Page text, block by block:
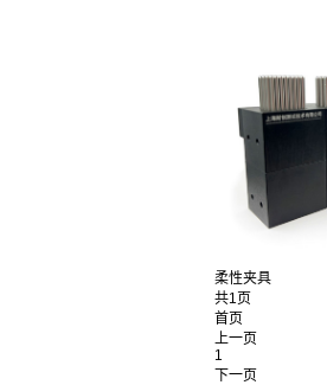
柔性夹具
共1页
首页
上一页
1
下一页